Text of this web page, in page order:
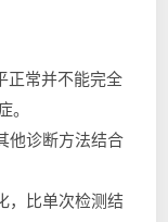
正常并不能完全
。
他诊断方法结合
，比单次检测结